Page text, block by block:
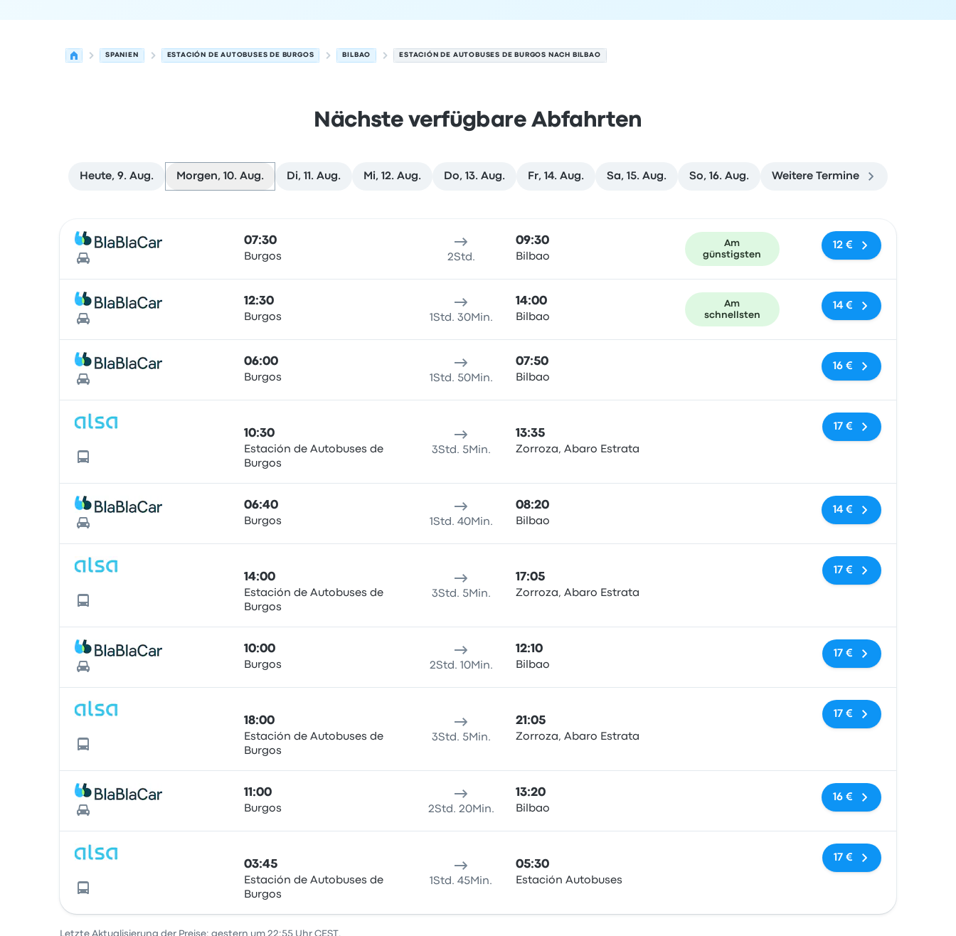
SPANIEN ESTACIÓN DE AUTOBUSES DE BURGOS BILBAO ESTACIÓN DE AUTOBUSES DE BURGOS NACH BILBAO
Nächste verfügbare Abfahrten
Heute, 9. Aug. Morgen, 10. Aug. Di, 11. Aug. Mi, 12. Aug. Do, 13. Aug. Fr, 14. Aug. Sa, 15. Aug. So, 16. Aug. Weitere Termine
07:30
Burgos 2Std.
09:30
Bilbao
Am
günstigsten
12 €
12:30
Burgos 1Std. 30Min.
14:00
Bilbao
Am
schnellsten
14 €
06:00
Burgos 1Std. 50Min.
07:50
Bilbao
Keine Tags
16 €
10:30
Estación de Autobuses de
Burgos
3Std. 5Min.
13:35
Zorroza, Abaro Estrata
Keine Tags
17 €
06:40
Burgos 1Std. 40Min.
08:20
Bilbao
Keine Tags
14 €
14:00
Estación de Autobuses de
Burgos
3Std. 5Min.
17:05
Zorroza, Abaro Estrata
Keine Tags
17 €
10:00
Burgos 2Std. 10Min.
12:10
Bilbao
Keine Tags
17 €
18:00
Estación de Autobuses de
Burgos
3Std. 5Min.
21:05
Zorroza, Abaro Estrata
Keine Tags
17 €
11:00
Burgos 2Std. 20Min.
13:20
Bilbao
Keine Tags
16 €
03:45
Estación de Autobuses de
Burgos
1Std. 45Min.
05:30
Estación Autobuses
Keine Tags
17 €
Letzte Aktualisierung der Preise: gestern um 22:55 Uhr CEST.